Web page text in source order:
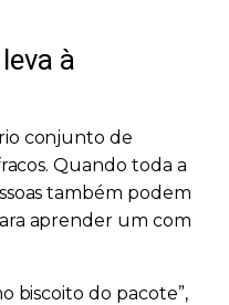
à
conjunto de
Quando toda a
também podem
aprender um com
biscoito do pacote”,